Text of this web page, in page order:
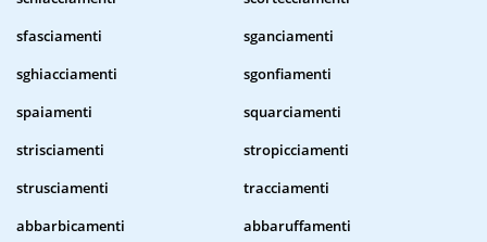
sfasciamenti
sganciamenti
sghiacciamenti
sgonfiamenti
spaiamenti
squarciamenti
strisciamenti
stropicciamenti
strusciamenti
tracciamenti
abbarbicamenti
abbaruffamenti